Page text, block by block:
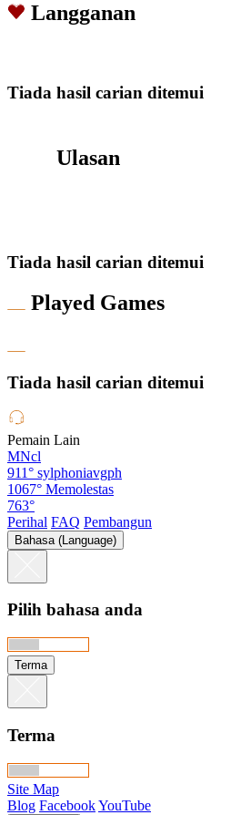
Langganan
Tiada hasil carian ditemui
Ulasan
Tiada hasil carian ditemui
Played Games
Tiada hasil carian ditemui
Pemain Lain
MNcl
911° sylphoniavgph
1067° Memolestas
763°
Perihal FAQ Pembangun
Bahasa (Language)
Pilih bahasa anda
Terma
Terma
Site Map
Blog FacebookYouTube